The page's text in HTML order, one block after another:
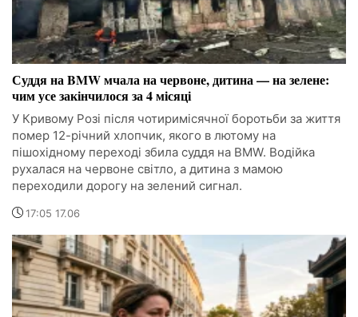
Суддя на BMW мчала на червоне, дитина — на зелене:
чим усе закінчилося за 4 місяці
У Кривому Розі після чотиримісячної боротьби за життя
помер 12-річний хлопчик, якого в лютому на
пішохідному переході збила суддя на BMW. Водійка
рухалася на червоне світло, а дитина з мамою
переходили дорогу на зелений сигнал.
17:05 17.06